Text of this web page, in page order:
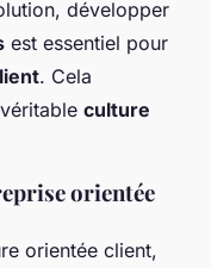
développer
est essentiel pour
. Cela
culture
orientée
orientée client,